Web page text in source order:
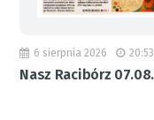
6 sierpnia 2026 20:53
Nasz Racibórz